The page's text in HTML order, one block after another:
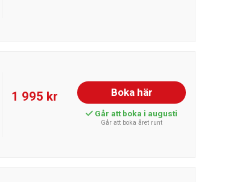
1 995 kr Boka här
Går att boka i augusti
Går att boka året runt